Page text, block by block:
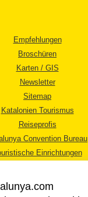
Empfehlungen
Broschüren
Karten / GIS
Newsletter
Sitemap
Katalonien Tourismus
Reiseprofis
Convention Bureau
Einrichtungen